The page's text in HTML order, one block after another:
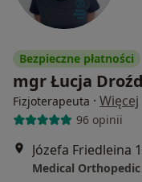
Bezpieczne płatności
mgr Łucja
Fizjoterapeuta · Więcej
96 opinii
Józefa Friedleina
Medical